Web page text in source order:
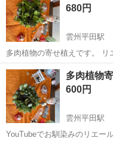
680円
雲州平田駅
多肉植物の寄せ植えです。
す。 多頭と、1個の値段は同じだったので多頭を購入し半分にしたも
のです。 周りは、私が育てたセダムなどで
焼き鉢をペイントし、防水ニ...
島根 出雲市 雲州平田
多肉植物
600円
雲州平田駅
YouTubeでお馴染みのリエー